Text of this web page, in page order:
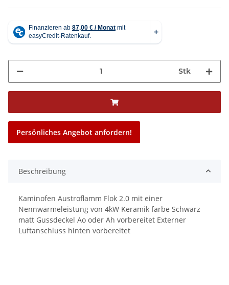
Stk
Persönliches Angebot anfordern!
Beschreibung
Kaminofen Austroflamm Flok 2.0 mit einer
Nennwärmeleistung von 4kW Keramik farbe Schwarz
matt Gussdeckel Ao oder Ah vorbereitet Externer
Luftanschluss hinten vorbereitet